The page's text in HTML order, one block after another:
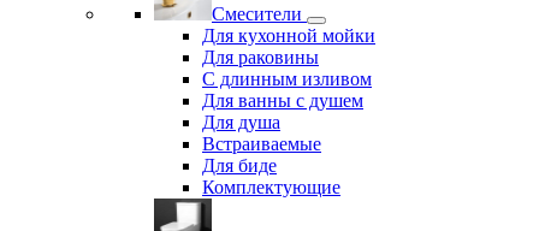
Смесители
Для кухонной мойки
Для раковины
С длинным изливом
Для ванны с душем
Для душа
Встраиваемые
Для биде
Комплектующие